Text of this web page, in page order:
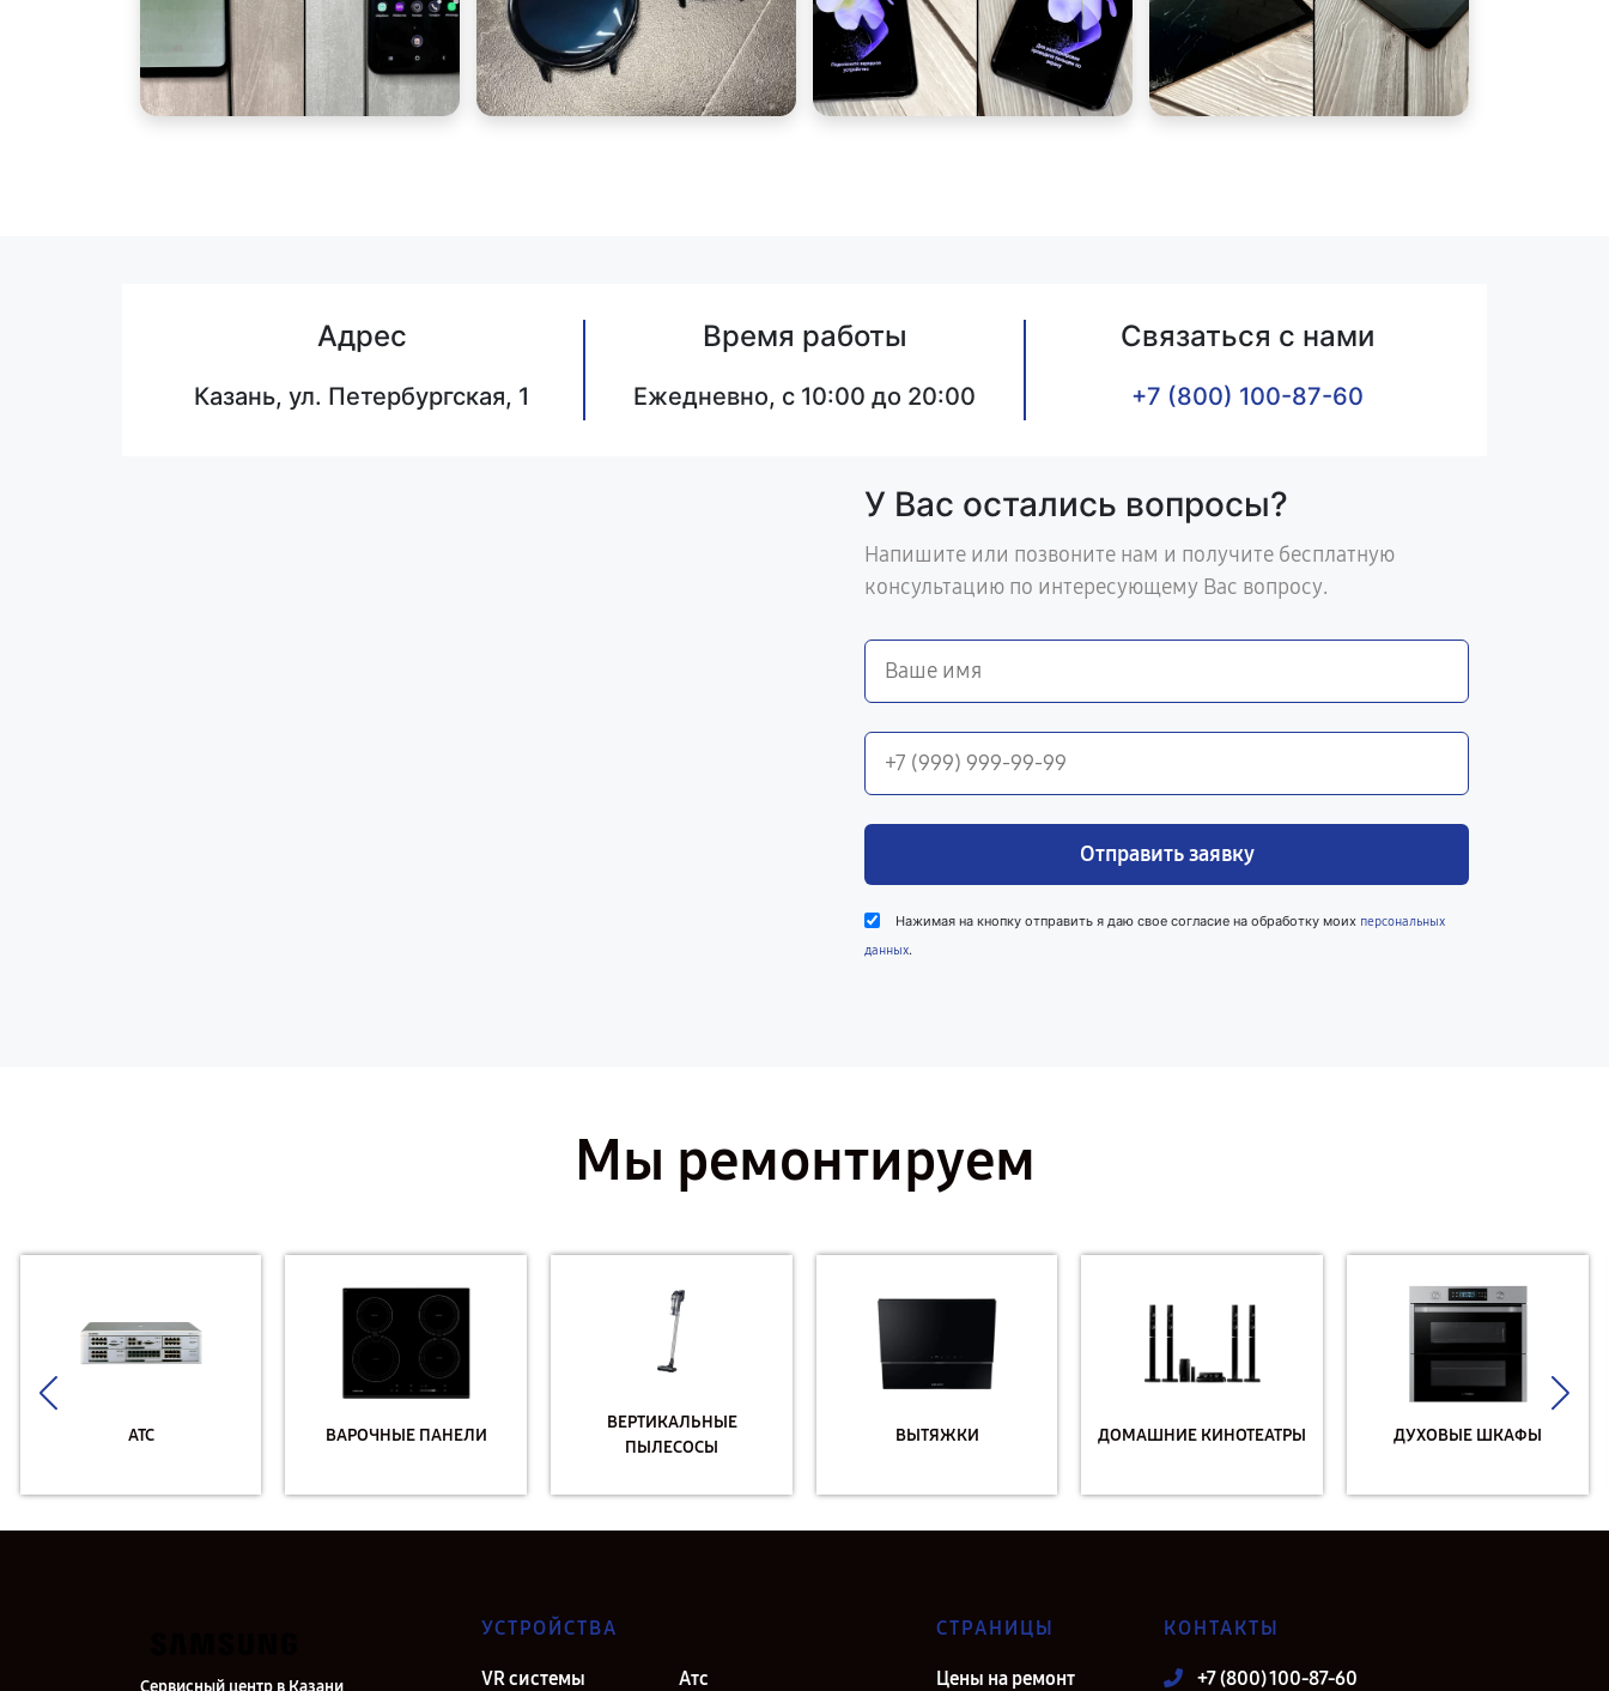
Адрес
Казань, ул. Петербургская, 1
Время работы
Ежедневно, с 10:00 до 20:00
Связаться с нами
+7 (800) 100-87-60
У Вас остались вопросы?
Напишите или позвоните нам и получите бесплатную
консультацию по интересующему Вас вопросу.
Отправить заявку
Нажимая на кнопку отправить я даю свое согласие на обработку моих персональных
данных.
Мы ремонтируем
АТС ВАРОЧНЫЕ ПАНЕЛИ
ВЕРТИКАЛЬНЫЕ
ПЫЛЕСОСЫ
ВЫТЯЖКИ ДОМАШНИЕ КИНОТЕАТРЫ ДУХОВЫЕ ШКАФЫ
Сервисный центр в Казани
УСТРОЙСТВА
VR системы Атс
СТРАНИЦЫ
Цены на ремонт
КОНТАКТЫ
+7 (800) 100-87-60